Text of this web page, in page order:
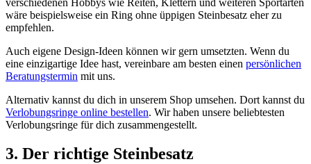
wäre beispielsweise ein Ring ohne üppigen Steinbesatz eher zu
empfehlen.
Auch eigene Design-Ideen können wir gern umsetzten. Wenn du
eine einzigartige Idee hast, vereinbare am besten einen persönlichen
Beratungstermin mit uns.
Alternativ kannst du dich in unserem Shop umsehen. Dort kannst du
Verlobungsringe online bestellen. Wir haben unsere beliebtesten
Verlobungsringe für dich zusammengestellt.
3. Der richtige Steinbesatz